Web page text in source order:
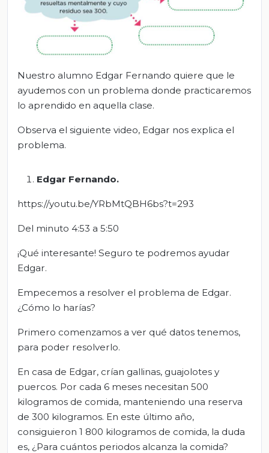
Nuestro alumno Edgar Fernando quiere que le
ayudemos con un problema donde practicaremos
lo aprendido en aquella clase.
Observa el siguiente video, Edgar nos explica el
problema.
Edgar Fernando.
https://youtu.be/YRbMtQBH6bs?t=293
Del minuto 4:53 a 5:50
¡Qué interesante! Seguro te podremos ayudar
Edgar.
Empecemos a resolver el problema de Edgar.
¿Cómo lo harías?
Primero comenzamos a ver qué datos tenemos,
para poder resolverlo.
En casa de Edgar, crían gallinas, guajolotes y
puercos. Por cada 6 meses necesitan 500
kilogramos de comida, manteniendo una reserva
de 300 kilogramos. En este último año,
consiguieron 1 800 kilogramos de comida, la duda
es, ¿Para cuántos periodos alcanza la comida?